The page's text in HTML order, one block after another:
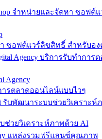
ซอฟต์แวร์ลิขสิทธิ์ สำหรับอง
Agency
รตลาดออนไลน์แบบไวๆ
ช่วยวิเคราะห์ภาพด้วย AI